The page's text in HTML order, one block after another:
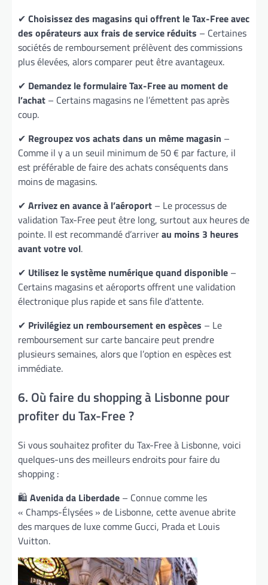
✔ Choisissez des magasins qui offrent le Tax-Free avec
des opérateurs aux frais de service réduits – Certaines
sociétés de remboursement prélèvent des commissions
plus élevées, alors comparer peut être avantageux.
✔ Demandez le formulaire Tax-Free au moment de
l’achat – Certains magasins ne l’émettent pas après
coup.
✔ Regroupez vos achats dans un même magasin –
Comme il y a un seuil minimum de 50 € par facture, il
est préférable de faire des achats conséquents dans
moins de magasins.
✔ Arrivez en avance à l’aéroport – Le processus de
validation Tax-Free peut être long, surtout aux heures de
pointe. Il est recommandé d’arriverau moins 3 heures
avant votre vol.
✔ Utilisez le système numérique quand disponible –
Certains magasins et aéroports offrent une validation
électronique plus rapide et sans file d’attente.
✔ Privilégiez un remboursement en espèces – Le
remboursement sur carte bancaire peut prendre
plusieurs semaines, alors que l’option en espèces est
immédiate.
6. Où faire du shopping à Lisbonne pour
profiter du Tax-Free ?
Si vous souhaitez profiter du Tax-Free à Lisbonne, voici
quelques-uns des meilleurs endroits pour faire du
shopping :
🛍️ Avenida da Liberdade – Connue comme les
« Champs-Élysées » de Lisbonne, cette avenue abrite
des marques de luxe comme Gucci, Prada et Louis
Vuitton.